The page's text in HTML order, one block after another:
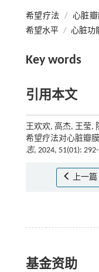
希望疗法 / 心脏
希望水平 / 心脏功
Key words
引用本文
王欢欢, 高杰, 王莹,
希望疗法对心脏瓣
志, 2024, 51(01):
上一篇
基金资助